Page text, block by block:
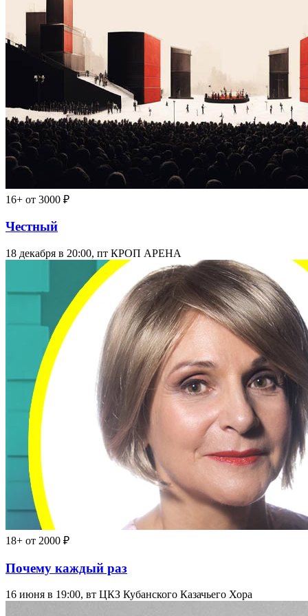
16+ от 3000 ₽
Честный
18 декабря в 20:00, пт КРОП АРЕНА
18+ от 2000 ₽
Почему каждый раз
16 июня в 19:00, вт ЦКЗ Кубанского Казачьего Хора